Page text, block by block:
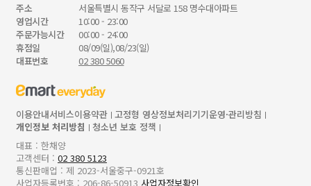
주소
서울특별시 동작구 서달로 158 명수대아파트
영업시간
10:00 - 23:00
주문가능시간
00:00 - 24:00
휴점일
08/09(일),08/23(일)
대표번호
02 380 5060
이용안내서비스이용약관 고정형 영상정보처리기기운영·관리방침
개인정보 처리방침
청소년 보호 정책
대표 : 한채양
고객센터 : 02 380 5123
통신판매업 : 제 2023-서울중구-0921호
사업자등록번호 : 206-86-50913 사업자정보확인